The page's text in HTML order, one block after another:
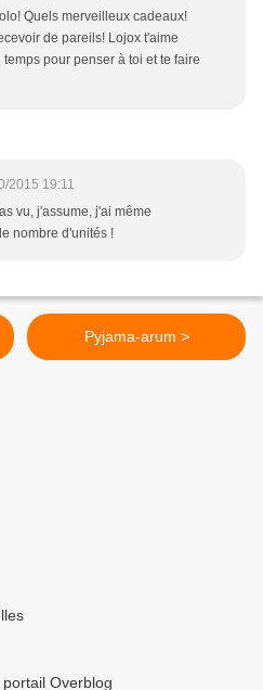
Quels merveilleux cadeaux!
de pareils! Lojox t'aime
pour penser à toi et te faire
2015 19:11
vu, j'assume, j'ai même
nombre d'unités !
Pyjama-arum >
Overblog